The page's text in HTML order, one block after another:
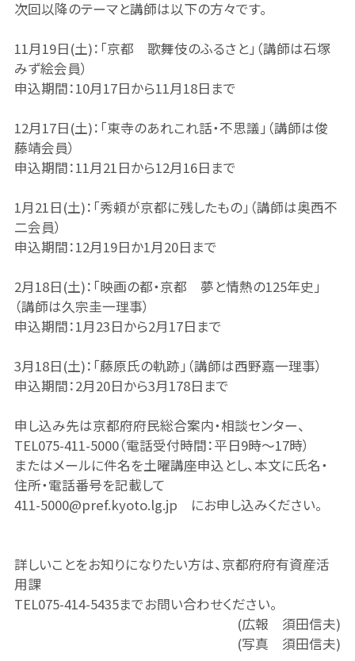
次回以降のテーマと講師は以下の方々です。
11月19日(土)：「京都 歌舞伎のふるさと」（講師は石塚
みず絵会員）
申込期間：10月17日から11月18日まで
12月17日(土)：「東寺のあれこれ話・不思議」（講師は俊
藤靖会員）
申込期間：11月21日から12月16日まで
1月21日(土)：「秀頼が京都に残したもの」（講師は奥西不
二会員）
申込期間：12月19日か1月20日まで
2月18日(土)：「映画の都・京都 夢と情熱の125年史」
（講師は久宗圭一理事）
申込期間：1月23日から2月17日まで
3月18日(土)：「藤原氏の軌跡」（講師は西野嘉一理事）
申込期間：2月20日から3月178日まで
申し込み先は京都府府民総合案内・相談センター、
TEL075-411-5000（電話受付時間：平日9時～17時）
またはメールに件名を土曜講座申込とし、本文に氏名・
住所・電話番号を記載して
411-5000@pref.kyoto.lg.jp にお申し込みください。
詳しいことをお知りになりたい方は、京都府府有資産活
用課
TEL075-414-5435までお問い合わせください。
(広報 須田信夫)
(写真 須田信夫)